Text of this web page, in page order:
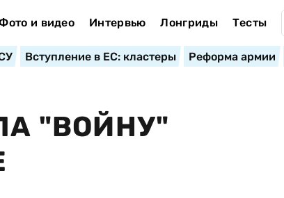
и видео Интервью Лонгриды Тесты
Вступление в ЕС: кластеры Реформа армии
"ВОЙНУ"